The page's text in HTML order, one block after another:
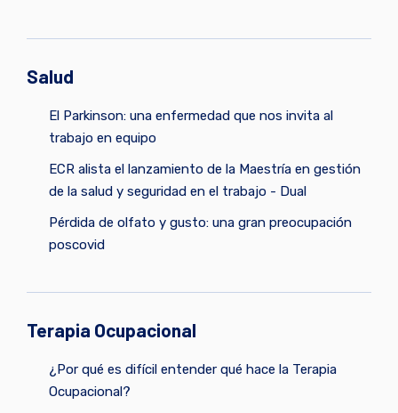
Salud
El Parkinson: una enfermedad que nos invita al
trabajo en equipo
ECR alista el lanzamiento de la Maestría en gestión
de la salud y seguridad en el trabajo - Dual
Pérdida de olfato y gusto: una gran preocupación
poscovid
Terapia Ocupacional
¿Por qué es difícil entender qué hace la Terapia
Ocupacional?